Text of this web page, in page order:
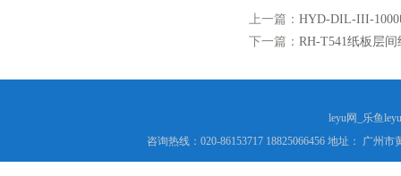
上一篇： HYD-DIL-III-
下一篇： RH-T541纸板层
leyu网_乐鱼
咨询热线：020-86153717 18825066456 地址： 广州